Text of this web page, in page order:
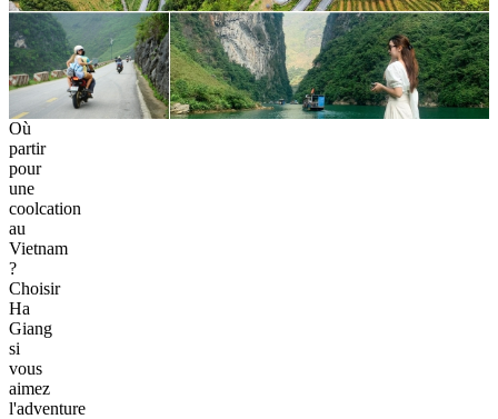
Où
partir
pour
une
coolcation
au
Vietnam
?
Choisir
Ha
Giang
si
vous
aimez
l'adventure